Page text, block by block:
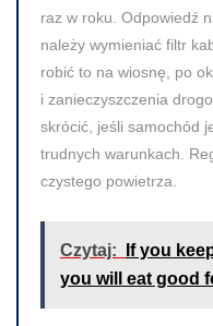
raz w roku. Odpowiedź
należy wymieniać filtr
robić to na wiosnę, po
i zanieczyszczenia
skrócić, jeśli samochód
trudnych warunkach.
czystego powietrza.
Czytaj:
If you
you will eat good